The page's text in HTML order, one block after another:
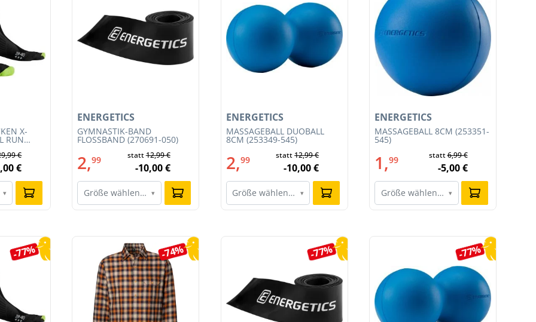
X-
RUN
€
€
▾
GYMNASTIK-BAND
FLOSSBAND (270691-050)
ENERGETICS
2,99 statt12,99 €
-10,00 €
Größe wählen… ▾
MASSAGEBALL DUOBALL
8CM (253349-545)
ENERGETICS
2,99 statt12,99 €
-10,00 €
Größe wählen… ▾
MASSAGEBALL 8CM (253351-
545)
ENERGETICS
1,99 statt6,99 €
-5,00 €
Größe wählen… ▾
-77% -74% -77% -77%